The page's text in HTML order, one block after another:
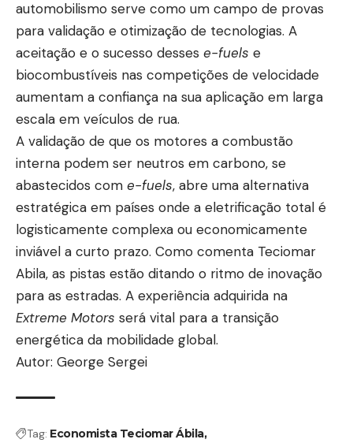
automobilismo serve como um campo de provas
para validação e otimização de tecnologias. A
aceitação e o sucesso desses e-fuels e
biocombustíveis nas competições de velocidade
aumentam a confiança na sua aplicação em larga
escala em veículos de rua.
A validação de que os motores a combustão
interna podem ser neutros em carbono, se
abastecidos com e-fuels, abre uma alternativa
estratégica em países onde a eletrificação total é
logisticamente complexa ou economicamente
inviável a curto prazo. Como comenta Teciomar
Abila, as pistas estão ditando o ritmo de inovação
para as estradas. A experiência adquirida na
Extreme Motors será vital para a transição
energética da mobilidade global.
Autor: George Sergei
Tag: Economista Teciomar Ábila